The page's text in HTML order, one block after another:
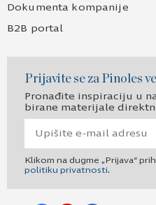
Dokumenta kompanije
B2B portal
Prijavite se za Pinoles
Pronađite inspiraciju u
birane materijale
Klikom na dugme „Prijava“
politiku privatnosti.